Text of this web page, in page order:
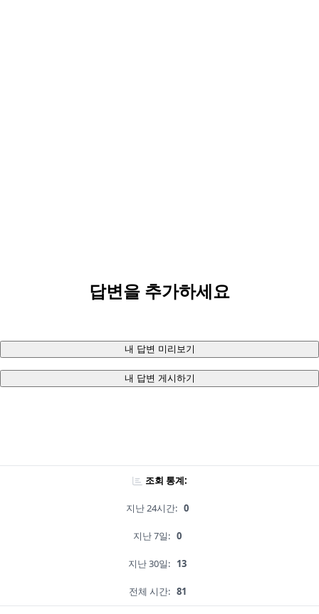
답변을 추가하세요
내 답변 미리보기
내 답변 게시하기
조회 통계:
지난 24시간: 0
지난 7일: 0
지난 30일: 13
전체 시간: 81